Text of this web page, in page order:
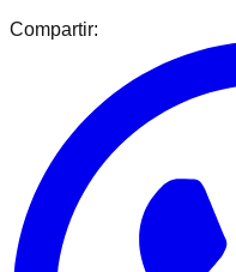
Compartir: